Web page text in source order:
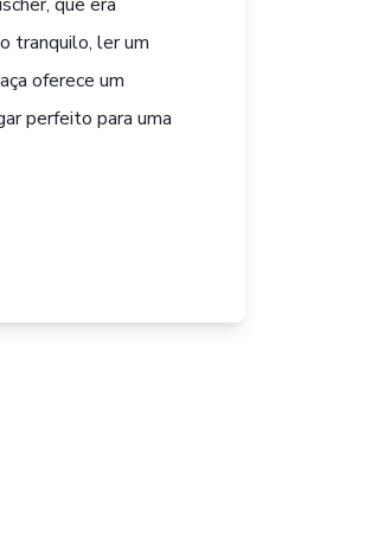
tranquilo, ler um
oferece um
perfeito para uma